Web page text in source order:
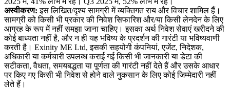
अस्वीकरण: इस लिखित/दृश्य सामग्री में व्यक्तिगत राय और विचार शामिल हैं।
सामग्री को किसी भी प्रकार की निवेश सिफारिश और/या किसी लेनदेन के लिए
आग्रह के रूप में नहीं समझा जाना चाहिए। इसका अर्थ निवेश सेवाएं खरीदने की
कोई बाध्यता नहीं है, और न ही यह भविष्य के प्रदर्शन की गारंटी या भविष्यवाणी
करती है। Exinity ME Ltd, इसकी सहयोगी कंपनियां, एजेंट, निदेशक,
अधिकारी या कर्मचारी उपलब्ध कराई गई किसी भी जानकारी या डेटा की
सटीकता, वैधता, समयबद्धता या पूर्णता की गारंटी नहीं देते हैं और उसके आधार
पर किए गए किसी भी निवेश से होने वाले नुकसान के लिए कोई जिम्मेदारी नहीं
लेते हैं।